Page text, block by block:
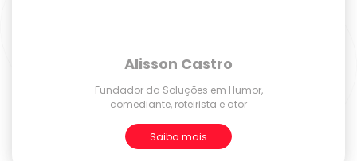
Alisson Castro
Fundador da Soluções em Humor,
comediante, roteirista e ator
Saiba mais